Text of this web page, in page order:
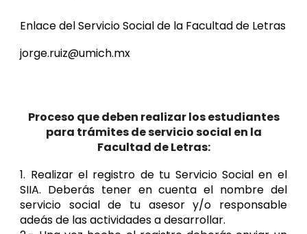
Enlace del Servicio Social de la Facultad de Letras
jorge.ruiz@umich.mx
Proceso que deben realizar los estudiantes
para trámites de servicio social en la
Facultad de Letras:
1. Realizar el registro de tu Servicio Social en el
SIIA. Deberás tener en cuenta el nombre del
servicio social de tu asesor y/o responsable
adeás de las actividades a desarrollar.